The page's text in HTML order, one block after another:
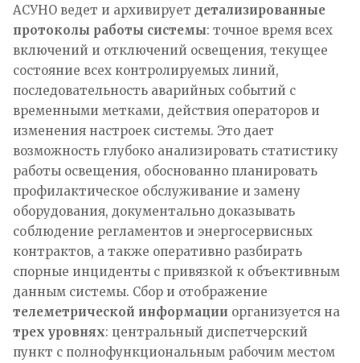
АСУНО ведет и архивирует детализированные
протоколы работы системы: точное время всех
включений и отключений освещения, текущее
состояние всех контролируемых линий,
последовательность аварийных событий с
временными метками, действия операторов и
изменения настроек системы. Это дает
возможность глубоко анализировать статистику
работы освещения, обоснованно планировать
профилактическое обслуживание и замену
оборудования, документально доказывать
соблюдение регламентов и энергосервисных
контрактов, а также оперативно разбирать
спорные инциденты с привязкой к объективным
данным системы. Сбор и отображение
телеметрической информации организуется на
трех уровнях: центральный диспетчерский
пункт с полнофункциональным рабочим местом